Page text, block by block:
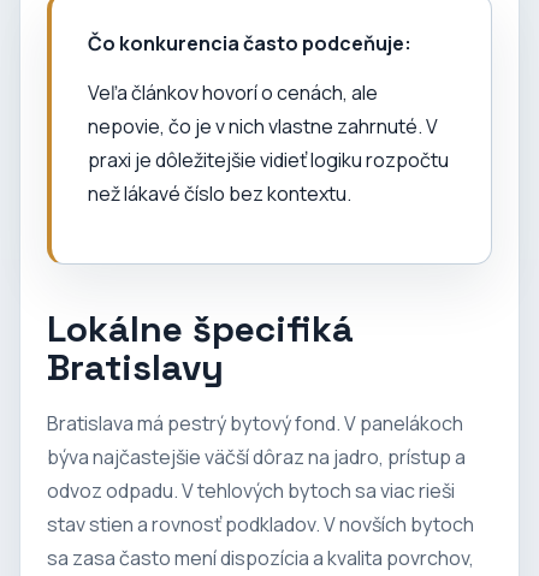
Čo konkurencia často podceňuje:
Veľa článkov hovorí o cenách, ale
nepovie, čo je v nich vlastne zahrnuté. V
praxi je dôležitejšie vidieť logiku rozpočtu
než lákavé číslo bez kontextu.
Lokálne špecifiká
Bratislavy
Bratislava má pestrý bytový fond. V panelákoch
býva najčastejšie väčší dôraz na jadro, prístup a
odvoz odpadu. V tehlových bytoch sa viac rieši
stav stien a rovnosť podkladov. V novších bytoch
sa zasa často mení dispozícia a kvalita povrchov,